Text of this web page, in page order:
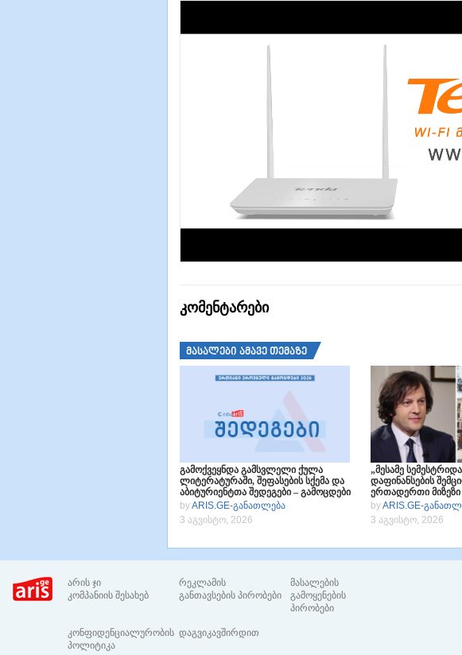
კომენტარები
მასალები ამავე თემაზე
გამოქვეყნდა გამსვლელი ქულა
ლიტერატურაში, შეფასების სქემა და
აბიტურიენტთა შედეგები – გამოცდები
2026
byARIS.GE-განათლება
3 აგვისტო, 2026
„მესამე
დაფინანსების
ერთადერთი მიზეზი
byARIS.GE-
3 აგვისტო, 2026
არის ჯი
კომპანიის შესახებ
რეკლამის
განთავსების პირობები
მასალების
გამოყენების
პირობები
კონფიდენციალურობის
პოლიტიკა
დაგვიკავშირდით